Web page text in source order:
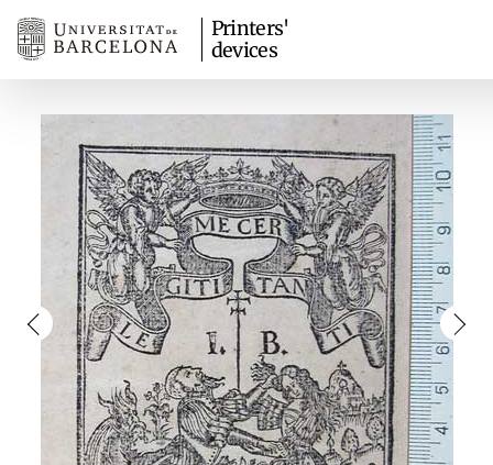
Printers'
devices